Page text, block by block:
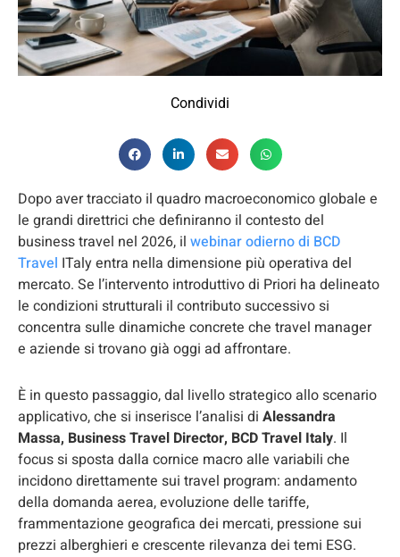
Condividi
Dopo aver tracciato il quadro macroeconomico globale e
le grandi direttrici che definiranno il contesto del
business travel nel 2026, il webinar odierno di BCD
Travel ITaly entra nella dimensione più operativa del
mercato. Se l’intervento introduttivo di Priori ha delineato
le condizioni strutturali il contributo successivo si
concentra sulle dinamiche concrete che travel manager
e aziende si trovano già oggi ad affrontare.
È in questo passaggio, dal livello strategico allo scenario
applicativo, che si inserisce l’analisi di Alessandra
Massa, Business Travel Director, BCD Travel Italy. Il
focus si sposta dalla cornice macro alle variabili che
incidono direttamente sui travel program: andamento
della domanda aerea, evoluzione delle tariffe,
frammentazione geografica dei mercati, pressione sui
prezzi alberghieri e crescente rilevanza dei temi ESG.